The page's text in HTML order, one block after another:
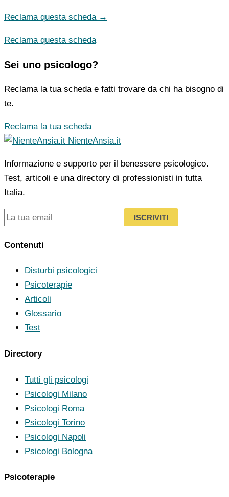
Reclama questa scheda →
Reclama questa scheda
Sei uno psicologo?
Reclama la tua scheda e fatti trovare da chi ha bisogno di
te.
Reclama la tua scheda
NienteAnsia.it
Informazione e supporto per il benessere psicologico.
Test, articoli e una directory di professionisti in tutta
Italia.
ISCRIVITI
Contenuti
Disturbi psicologici
Psicoterapie
Articoli
Glossario
Test
Directory
Tutti gli psicologi
Psicologi Milano
Psicologi Roma
Psicologi Torino
Psicologi Napoli
Psicologi Bologna
Psicoterapie